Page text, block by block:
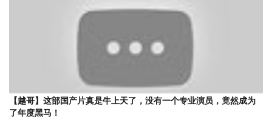
【越哥】这部国产片真是牛上天了，没有一个专业演员，竟然成为
了年度黑马！